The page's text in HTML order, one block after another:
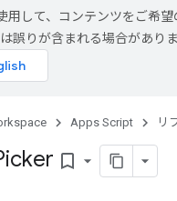
用して、コンテンツをご希
誤りが含まれる場合がありま
Apps Script リ
bookmark_border